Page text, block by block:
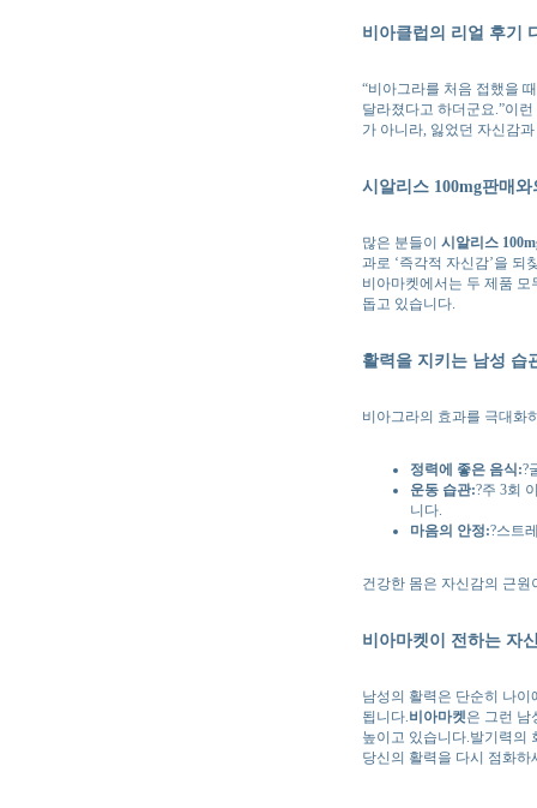
비아클럽의 리얼 후기
“비아그라를 처음 접했을
달라졌다고 하더군요.”이
가 아니라, 잃었던 자신감
시알리스 100mg판매
많은 분들이 시알리스
과로 ‘즉각적 자신감’을 되
비아마켓에서는 두 제품
돕고 있습니다.
활력을 지키는 남성 습
비아그라의 효과를 극대화
정력에 좋은 음식:?
운동 습관:?주 3회
니다.
마음의 안정:?스트
건강한 몸은 자신감의 근
비아마켓이 전하는 자
남성의 활력은 단순히 나
됩니다.비아마켓은 그런 남
높이고 있습니다.발기력의
당신의 활력을 다시 점화하